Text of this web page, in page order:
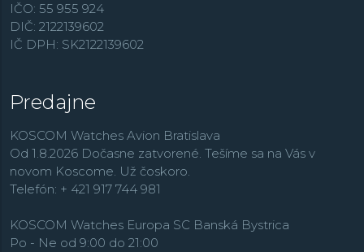
IČO: 55 955 924
DIČ: 2122139602
IČ DPH: SK2122139602
Predajne
KOSCOM Watches Avion Bratislava
Od 1.8.2026 Dočasne zatvorené. Tešíme sa na Vás v
novom Koscome. Už čoskoro.
Telefón: + 421 917 744 981
KOSCOM Watches Europa SC Banská Bystrica
Po - Ne od 9:00 do 21:00